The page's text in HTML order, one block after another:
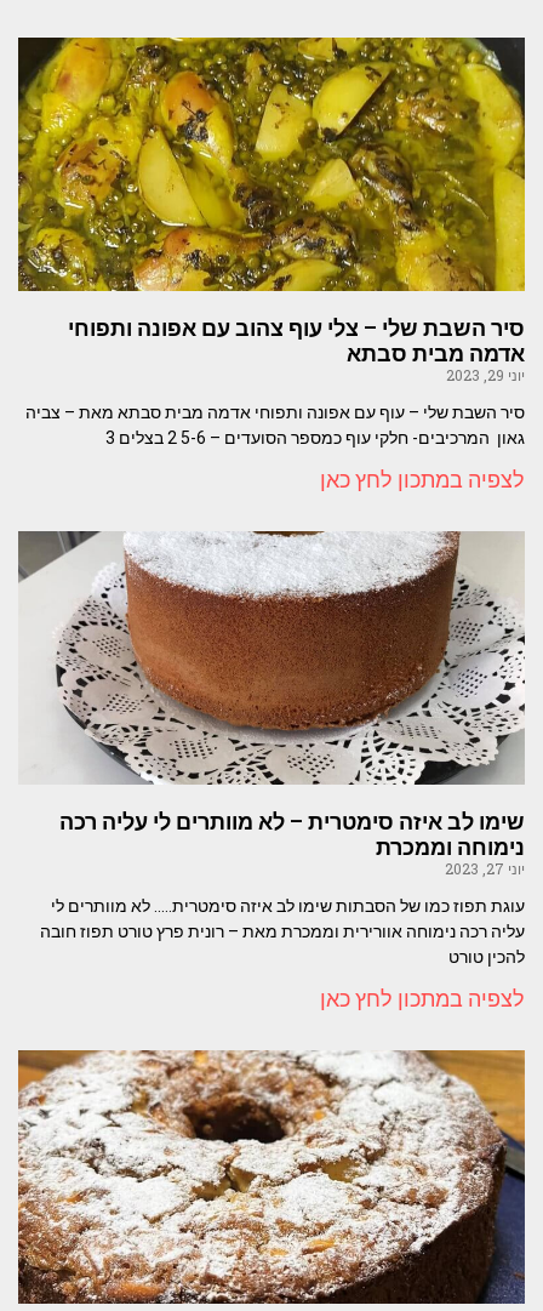
סיר השבת שלי – צלי עוף צהוב עם אפונה ותפוחי
אדמה מבית סבתא
יוני 29, 2023
סיר השבת שלי – עוף עם אפונה ותפוחי אדמה מבית סבתא מאת – צביה
גאון המרכיבים- חלקי עוף כמספר הסועדים – 5-6 2 בצלים 3
לצפיה במתכון לחץ כאן
שימו לב איזה סימטרית – לא מוותרים לי עליה רכה
נימוחה וממכרת
יוני 27, 2023
עוגת תפוז כמו של הסבתות שימו לב איזה סימטרית….. לא מוותרים לי
עליה רכה נימוחה אוורירית וממכרת מאת – רונית פרץ טורט תפוז חובה
להכין טורט
לצפיה במתכון לחץ כאן